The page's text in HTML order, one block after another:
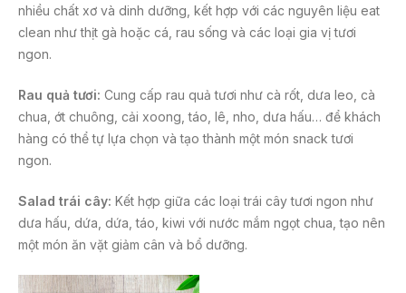
nhiều chất xơ và dinh dưỡng, kết hợp với các nguyên liệu eat
clean như thịt gà hoặc cá, rau sống và các loại gia vị tươi
ngon.
Rau quả tươi: Cung cấp rau quả tươi như cà rốt, dưa leo, cà
chua, ớt chuông, cải xoong, táo, lê, nho, dưa hấu… để khách
hàng có thể tự lựa chọn và tạo thành một món snack tươi
ngon.
Salad trái cây: Kết hợp giữa các loại trái cây tươi ngon như
dưa hấu, dứa, dứa, táo, kiwi với nước mắm ngọt chua, tạo nên
một món ăn vặt giảm cân và bổ dưỡng.